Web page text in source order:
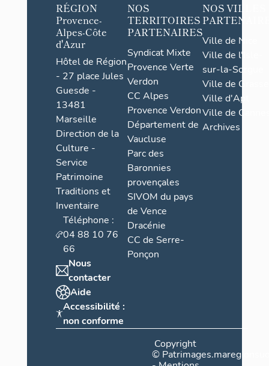
RÉGION
Provence-
Alpes-Côte
d'Azur
Hôtel de Région
- 27 place Jules
Guesde -
13481
Marseille
Direction de la
Culture -
Service
Patrimoine
Traditions et
Inventaire
Téléphone :
04 88 10 76
66
Nous
contacter
Aide
Accessibilité :
non conforme
NOS
TERRITOIRES
PARTENAIRES
Syndicat Mixte
Provence Verte
Verdon
CC Alpes
Provence Verdon
Département de
Vaucluse
Parc des
Baronnies
provençales
SIVOM du pays
de Vence
Dracénie
CC de Serre-
Ponçon
NOS VILLES
Ville de Nice
Ville de l'Isle-
sur-la-Sorgue
Ville de Grasse
Ville d'Apt
Ville de
Archives
Copyright
©